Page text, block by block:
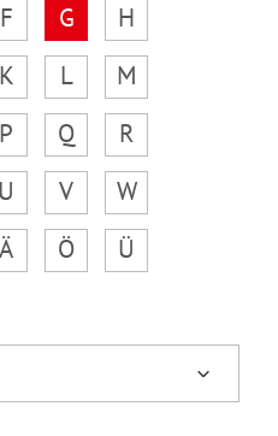
F G
H
K L
M
P Q
R
U V
W
Ä Ö
Ü